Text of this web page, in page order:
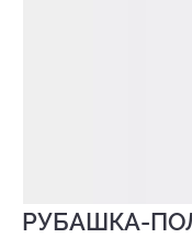
РУБАШКА-